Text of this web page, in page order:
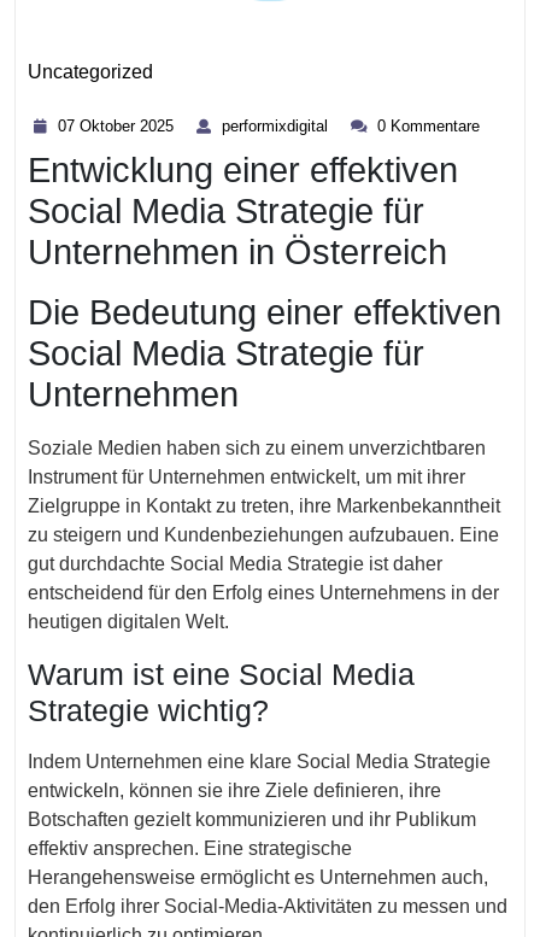
Uncategorized
07 Oktober 2025
2025
performixdigital performixdigital
0 Kommentare
Entwicklung einer effektiven
Social Media Strategie für
Unternehmen in Österreich
Die Bedeutung einer effektiven
Social Media Strategie für
Unternehmen
Soziale Medien haben sich zu einem unverzichtbaren
Instrument für Unternehmen entwickelt, um mit ihrer
Zielgruppe in Kontakt zu treten, ihre Markenbekanntheit
zu steigern und Kundenbeziehungen aufzubauen. Eine
gut durchdachte Social Media Strategie ist daher
entscheidend für den Erfolg eines Unternehmens in der
heutigen digitalen Welt.
Warum ist eine Social Media
Strategie wichtig?
Indem Unternehmen eine klare Social Media Strategie
entwickeln, können sie ihre Ziele definieren, ihre
Botschaften gezielt kommunizieren und ihr Publikum
effektiv ansprechen. Eine strategische
Herangehensweise ermöglicht es Unternehmen auch,
den Erfolg ihrer Social-Media-Aktivitäten zu messen und